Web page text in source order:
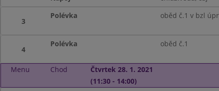
3
Polévka oběd č.1 v bzl
4
Polévka oběd č.1
Menu Chod
Čtvrtek 28. 1. 2021
(11:30 - 14:00)